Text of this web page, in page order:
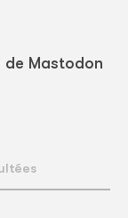
de Mastodon